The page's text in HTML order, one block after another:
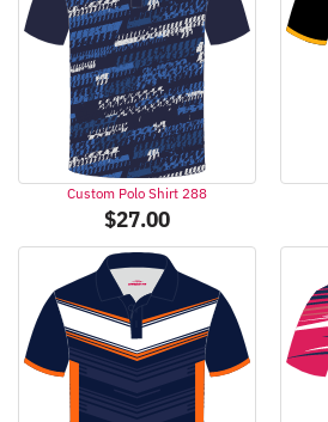
Custom Polo Shirt 288
$27.00